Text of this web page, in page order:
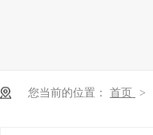
您当前的位置： 首页 >